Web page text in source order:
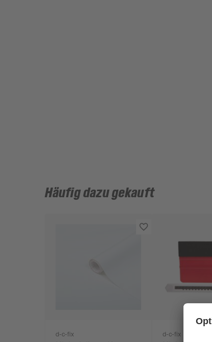
Häufig dazu gekauft
d-c-fix d-c-fix